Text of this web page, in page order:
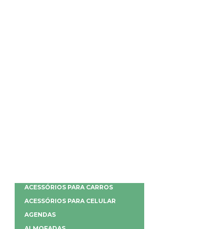
ACESSÓRIOS PARA CARROS
ACESSÓRIOS PARA CELULAR
AGENDAS